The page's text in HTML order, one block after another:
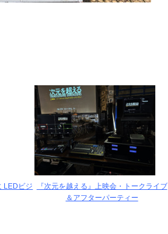
LEDビジ
『次元を越える』上映会・トークライブ
＆アフターパーティー